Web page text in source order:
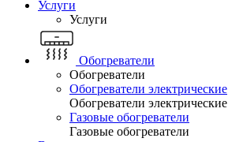
Услуги
Услуги
Обогреватели
Обогреватели
Обогреватели электрические
Обогреватели электрические
Газовые обогреватели
Газовые обогреватели